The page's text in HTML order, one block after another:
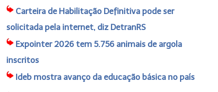
Carteira de Habilitação Definitiva pode ser
solicitada pela internet, diz DetranRS
Expointer 2026 tem 5.756 animais de argola
inscritos
Ideb mostra avanço da educação básica no país